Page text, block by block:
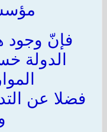
فإنّ وجود
الدولة
فضلا عن